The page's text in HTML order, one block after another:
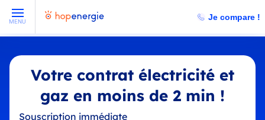
MENU Je compare !
Votre contrat électricité et
gaz en moins de 2 min !
Souscription immédiate